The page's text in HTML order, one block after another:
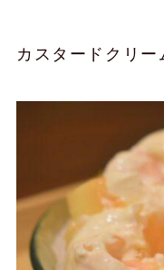
カスタードクリー